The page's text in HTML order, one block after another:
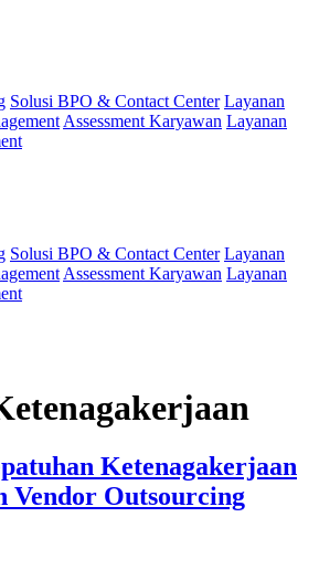
Solusi BPO & Contact Center Layanan
Assessment Karyawan Layanan
Solusi BPO & Contact Center Layanan
Assessment Karyawan Layanan
Ketenagakerjaan
Vendor Outsourcing